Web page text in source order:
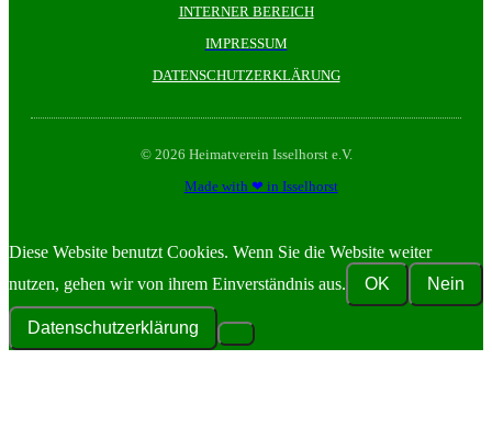
INTERNER BEREICH
IMPRESSUM
DATENSCHUTZERKLÄRUNG
© 2026 Heimatverein Isselhorst e.V.
Made with ❤ in Isselhorst
Diese Website benutzt Cookies. Wenn Sie die Website weiter
nutzen, gehen wir von ihrem Einverständnis aus.
OK Nein
Datenschutzerklärung